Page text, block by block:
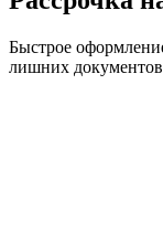
Быстрое
лишних